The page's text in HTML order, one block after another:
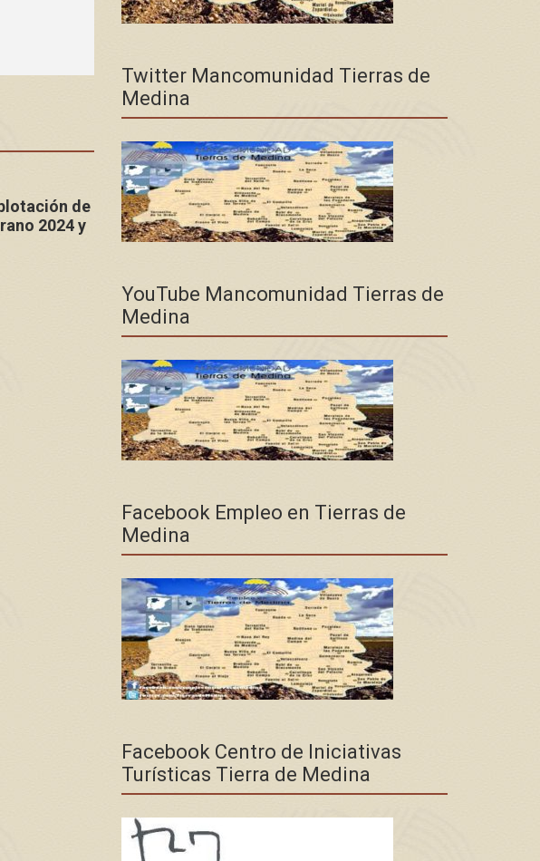
de
2024 y
Twitter Mancomunidad Tierras de
Medina
YouTube Mancomunidad Tierras de
Medina
Facebook Empleo en Tierras de
Medina
Facebook Centro de Iniciativas
Turísticas Tierra de Medina